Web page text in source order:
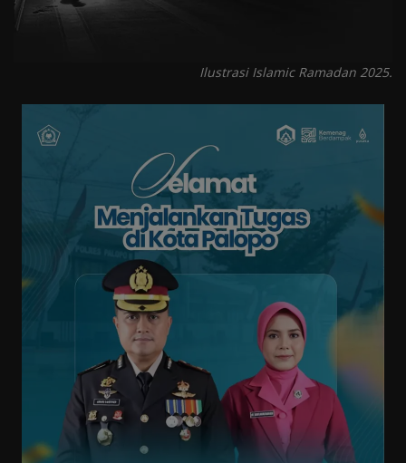
Tren
Ilustrasi Islamic Ramadan 2025.